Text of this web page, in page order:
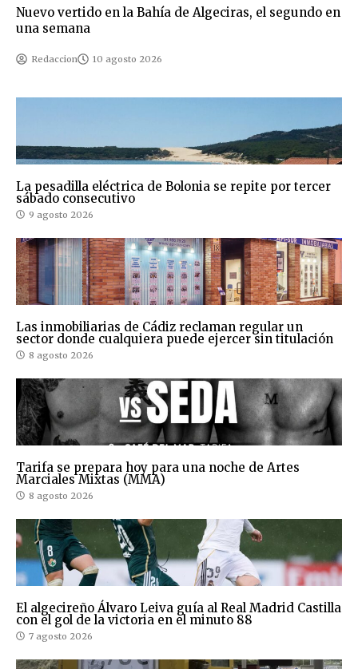
Nuevo vertido en la Bahía de Algeciras, el segundo en
una semana
Redaccion 10 agosto 2026
La pesadilla eléctrica de Bolonia se repite por tercer
sábado consecutivo
9 agosto 2026
Las inmobiliarias de Cádiz reclaman regular un
sector donde cualquiera puede ejercer sin titulación
8 agosto 2026
Tarifa se prepara hoy para una noche de Artes
Marciales Mixtas (MMA)
8 agosto 2026
El algecireño Álvaro Leiva guía al Real Madrid Castilla
con el gol de la victoria en el minuto 88
7 agosto 2026